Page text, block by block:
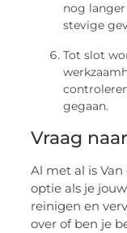
nog
stevige
Tot slot
gegaan.
Vraag
Al met al is
optie als je
reinigen en
over of ben je